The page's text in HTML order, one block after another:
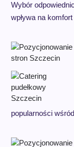
Wybór
wpływa na
popularności